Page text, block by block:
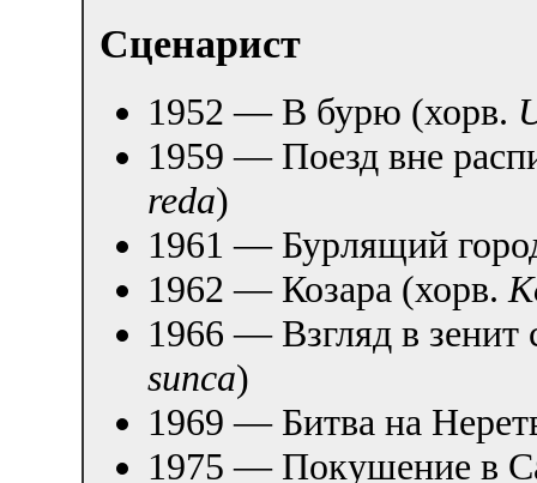
Сценарист
1952 — В бурю (хорв.
1959 — Поезд вне
reda)
1961 — Бурлящий
1962 — Козара (хорв.
1966 — Взгляд в зенит
sunca)
1969 — Битва на
1975 — Покушение в